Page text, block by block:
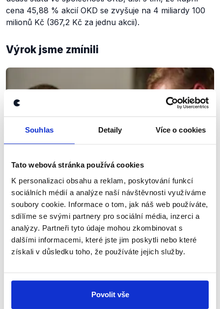
Souhlas Detaily Více o cookies
Tato webová stránka používá cookies
K personalizaci obsahu a reklam, poskytování funkcí
sociálních médií a analýze naší návštěvnosti využíváme
soubory cookie. Informace o tom, jak náš web používáte,
sdílíme se svými partnery pro sociální média, inzerci a
analýzy. Partneři tyto údaje mohou zkombinovat s
dalšími informacemi, které jste jim poskytli nebo které
získali v důsledku toho, že používáte jejich služby.
Povolit vše
cena 45,88 % akcií OKD se zvyšuje na 4 miliardy 100
milionů Kč (367,2 Kč za jednu akcii).
Výrok jsme zmínili
OVĚŘENO
Křehké koaliční vztahy
5. června 2016
Vztahy v koalici na začátku horké volební kampaně
před krajskými volbami a plnění programu - to byla
témata nedělních Otázek Václava Moravce. Kdo